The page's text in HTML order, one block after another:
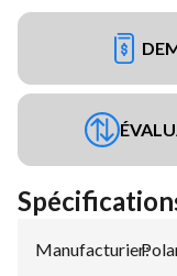
Manufacturier: